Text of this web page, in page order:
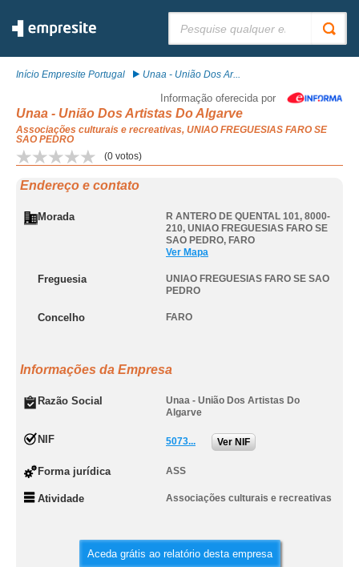
Início Empresite Portugal Unaa - União Dos Ar...
Informação oferecida por
Unaa - União Dos Artistas Do Algarve
Associações culturais e recreativas, UNIAO FREGUESIAS FARO SE
SAO PEDRO
(0 votos)
Endereço e contato
Morada
R ANTERO DE QUENTAL 101, 8000-
210, UNIAO FREGUESIAS FARO SE
SAO PEDRO, FARO
Ver Mapa
Freguesia
UNIAO FREGUESIAS FARO SE SAO
PEDRO
Concelho FARO
Informações da Empresa
Razão Social
Unaa - União Dos Artistas Do
Algarve
NIF 5073... Ver NIF
Forma jurídica ASS
Atividade Associações culturais e recreativas
Aceda grátis ao relatório desta empresa